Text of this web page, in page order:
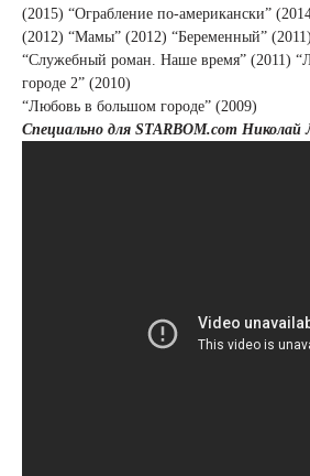
(2015) “Ограбление по-американски”
(2012) “Мамы” (2012) “Беременный”
“Служебный роман. Наше время” (2011)
городе 2” (2010)
“Любовь в большом городе” (2009)
Специально для STARBOM.com Николай